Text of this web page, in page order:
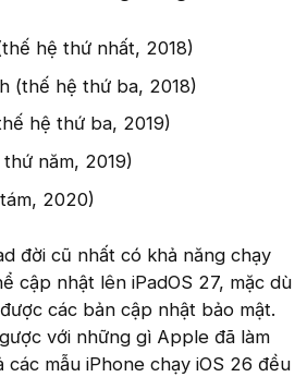
hệ thứ nhất, 2018)
(thế hệ thứ ba, 2018)
hệ thứ ba, 2019)
năm, 2019)
2020)
đời cũ nhất có khả năng chạy
cập nhật lên iPadOS 27, mặc dù
các bản cập nhật bảo mật.
với những gì Apple đã làm
các mẫu iPhone chạy iOS 26 đều